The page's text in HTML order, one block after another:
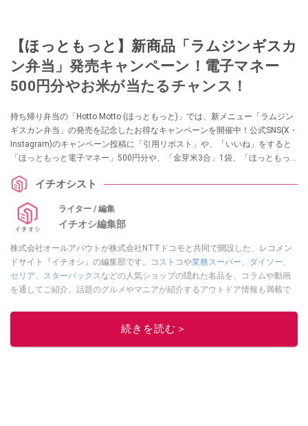
【ほっともっと】新商品「ラムジンギスカ
ン弁当」発売キャンペーン！電子マネー
500円分やお米が当たるチャンス！
持ち帰り弁当の「Hotto Motto (ほっともっと)」では、新メニュー「ラムジン
ギスカン弁当」の発売を記念したお得なキャンペーンを開催中！公式SNS(X・
Instagram)のキャンペーン投稿に「引用リポスト」や、「いいね」をすると
「ほっともっと電子マネー」500円分や、「金芽米3合」1袋、「ほっともっ
ので気になる方はお早めにチェックしてみてくださいね。
イチオシスト
ライター / 編集
イチオシ編集部
株式会社オールアバウトが株式会社NTTドコモと共同で開設した、レコメン
ドサイト『イチオシ』の編集部です。
コストコや業務スーパー、 ダイソー、
セリア、 スターバックスなどの人気ショップの隠れた名品を、コラムや動画
を通してご紹介。話題のグルメやマニアが紹介するアウトドア情報も満載で
レビューしています。毎日トレンド情報をお届けしているので、ぜひ
してください！続きを読む＞